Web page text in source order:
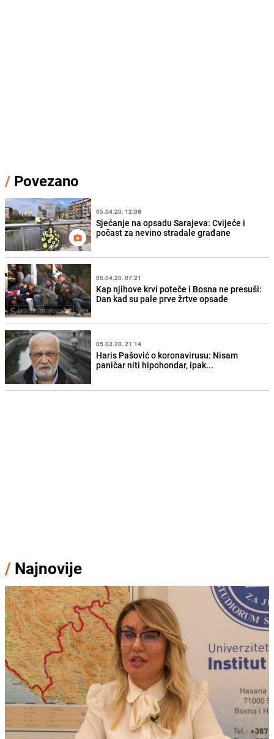
/ Povezano
05.04.20. 12:08
Sjećanje na opsadu Sarajeva: Cvijeće i
počast za nevino stradale građane
05.04.20. 07:21
Kap njihove krvi poteče i Bosna ne presuši:
Dan kad su pale prve žrtve opsade
05.03.20. 21:14
Haris Pašović o koronavirusu: Nisam
paničar niti hipohondar, ipak...
/ Najnovije